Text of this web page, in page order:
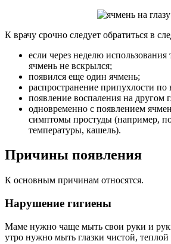
К врачу срочно следует обратиться в
если через неделю
ячмень не вскрылся;
появился еще один ячмень;
распространение припухлости по
появление воспаления на другом
одновременно с появлением
симптомы простуды (например,
температуры, кашель).
Причины появления
К основным причинам относятся.
Нарушение гигиены
Маме нужно чаще мыть свои руки и
утро нужно мыть глазки чистой, теплой